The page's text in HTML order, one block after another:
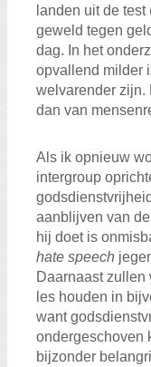
landen uit de
geweld tegen
dag. In het
opvallend milder
welvarender zijn.
dan van
Als ik opnieuw
intergroup
aanblijven van
hij doet is
hate speech
Daarnaast
les houden in
want
ondergeschoven
bijzonder